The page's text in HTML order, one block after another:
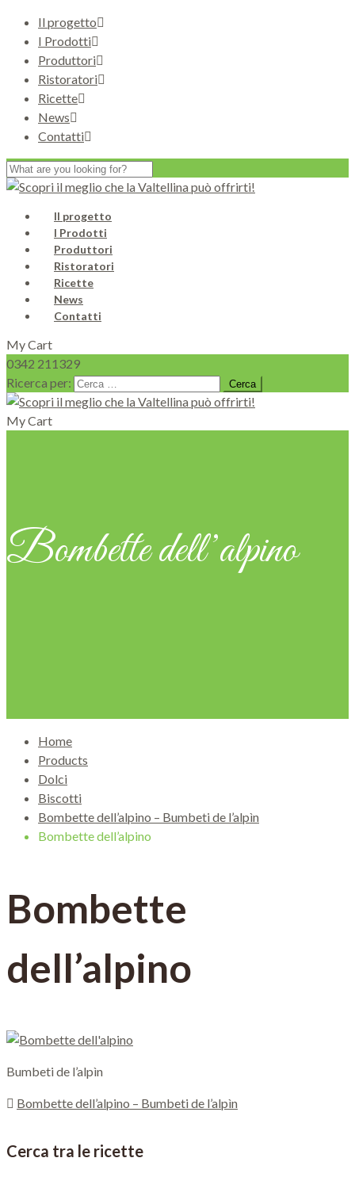
Il progetto
I Prodotti
Produttori
Ristoratori
Ricette
News
Contatti
Il progetto
I Prodotti
Produttori
Ristoratori
Ricette
News
Contatti
My Cart
0342 211329
Ricerca per:
My Cart
Bombette dell’alpino
Home
Products
Dolci
Biscotti
Bombette dell’alpino – Bumbeti de l’alpìn
Bombette dell’alpino
Bombette
dell’alpino
Bumbeti de l’alpìn
Bombette dell’alpino – Bumbeti de l’alpìn
Cerca tra le ricette